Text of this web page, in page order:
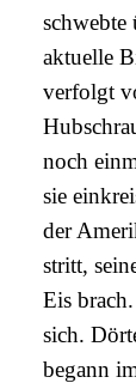
schwebte
aktuelle
verfolgt
noch
sie
der
stritt,
Eis
sich.
begann